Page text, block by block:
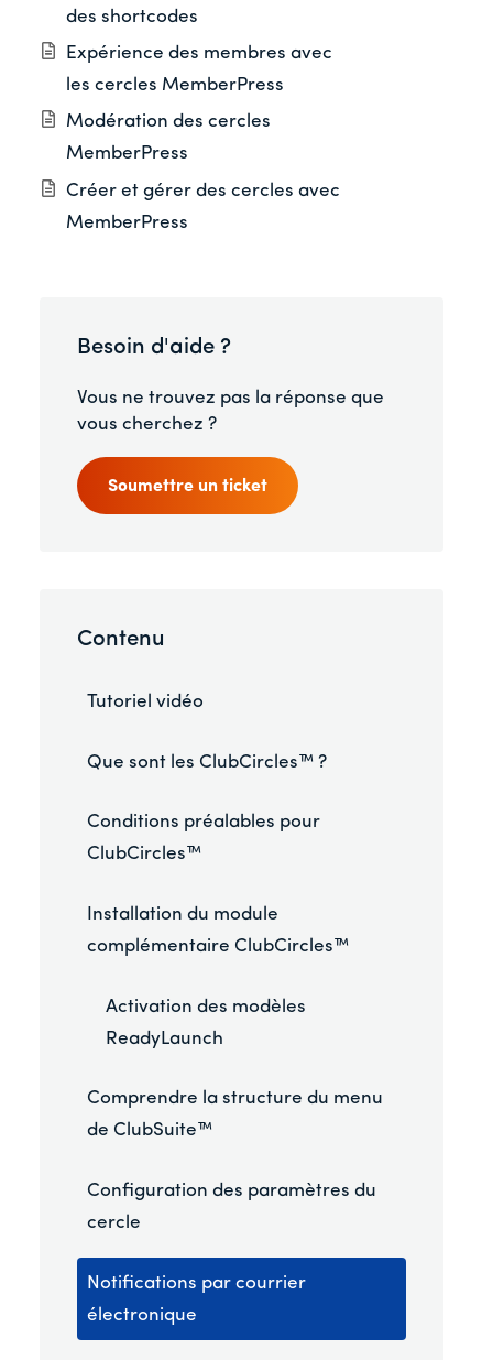
des shortcodes
Expérience des membres avec
les cercles MemberPress
Modération des cercles
MemberPress
Créer et gérer des cercles avec
MemberPress
Besoin d'aide ?
Vous ne trouvez pas la réponse que
vous cherchez ?
Soumettre un ticket
Contenu
Tutoriel vidéo
Que sont les ClubCircles™ ?
Conditions préalables pour
ClubCircles™
Installation du module
complémentaire ClubCircles™
Activation des modèles
ReadyLaunch
Comprendre la structure du menu
de ClubSuite™
Configuration des paramètres du
cercle
Notifications par courrier
électronique